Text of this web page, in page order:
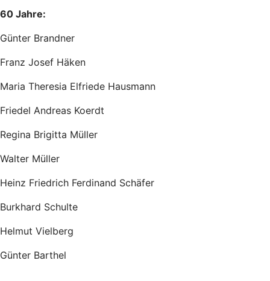
60 Jahre:
Günter Brandner
Franz Josef Häken
Maria Theresia Elfriede Hausmann
Friedel Andreas Koerdt
Regina Brigitta Müller
Walter Müller
Heinz Friedrich Ferdinand Schäfer
Burkhard Schulte
Helmut Vielberg
Günter Barthel